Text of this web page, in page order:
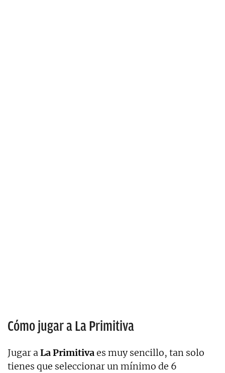
Cómo jugar a La Primitiva
Jugar aLa Primitivaes muy sencillo, tan solo
tienes que seleccionar un mínimo de 6